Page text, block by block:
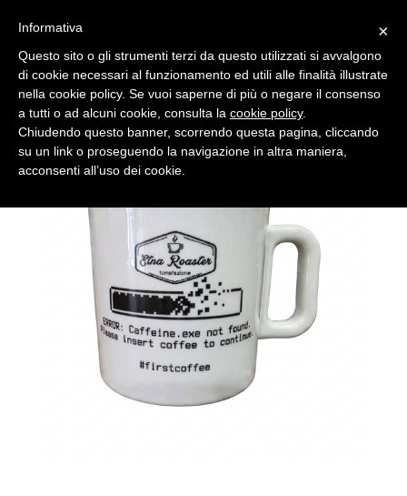
0
Toggle
navigation
PRODOTTI
×
Informativa
Questo sito o gli strumenti terzi da questo utilizzati si avvalgono
di cookie necessari al funzionamento ed utili alle finalità illustrate
nella cookie policy. Se vuoi saperne di più o negare il consenso
a tutti o ad alcuni cookie, consulta la cookie policy.
Chiudendo questo banner, scorrendo questa pagina, cliccando
su un link o proseguendo la navigazione in altra maniera,
acconsenti all’uso dei cookie.